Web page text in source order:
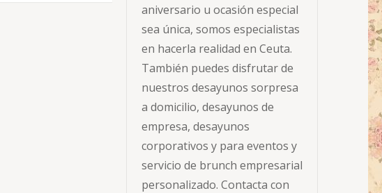
aniversario u ocasión especial
sea única, somos especialistas
en hacerla realidad en Ceuta.
También puedes disfrutar de
nuestros desayunos sorpresa
a domicilio, desayunos de
empresa, desayunos
corporativos y para eventos y
servicio de brunch empresarial
personalizado. Contacta con